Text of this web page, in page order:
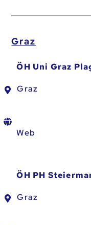
Graz
ÖH Uni Graz
Graz
Web
ÖH PH
Graz